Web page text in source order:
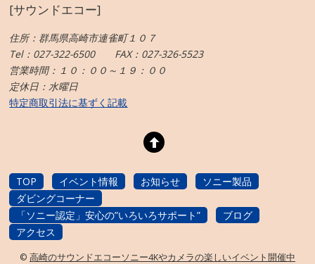
[サウンドエコー]
住所：群馬県高崎市連雀町１０７
Tel：027-322-6500 FAX：027-326-5523
営業時間：１０：００～１９：００
定休日：水曜日
特定商取引法に基ずく記載
TOP イベント情報 お知らせ
ソニー製品
ダビングコーナー
「ソニー認定」安心の”いろいろサポート”
ブログ
アクセス
© 高崎のサウンドエコーソニー4Kやカメラの楽しいイベント開催中